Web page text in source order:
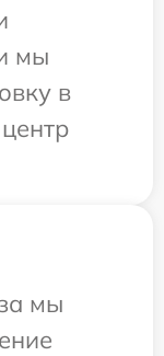
мы
в
мы